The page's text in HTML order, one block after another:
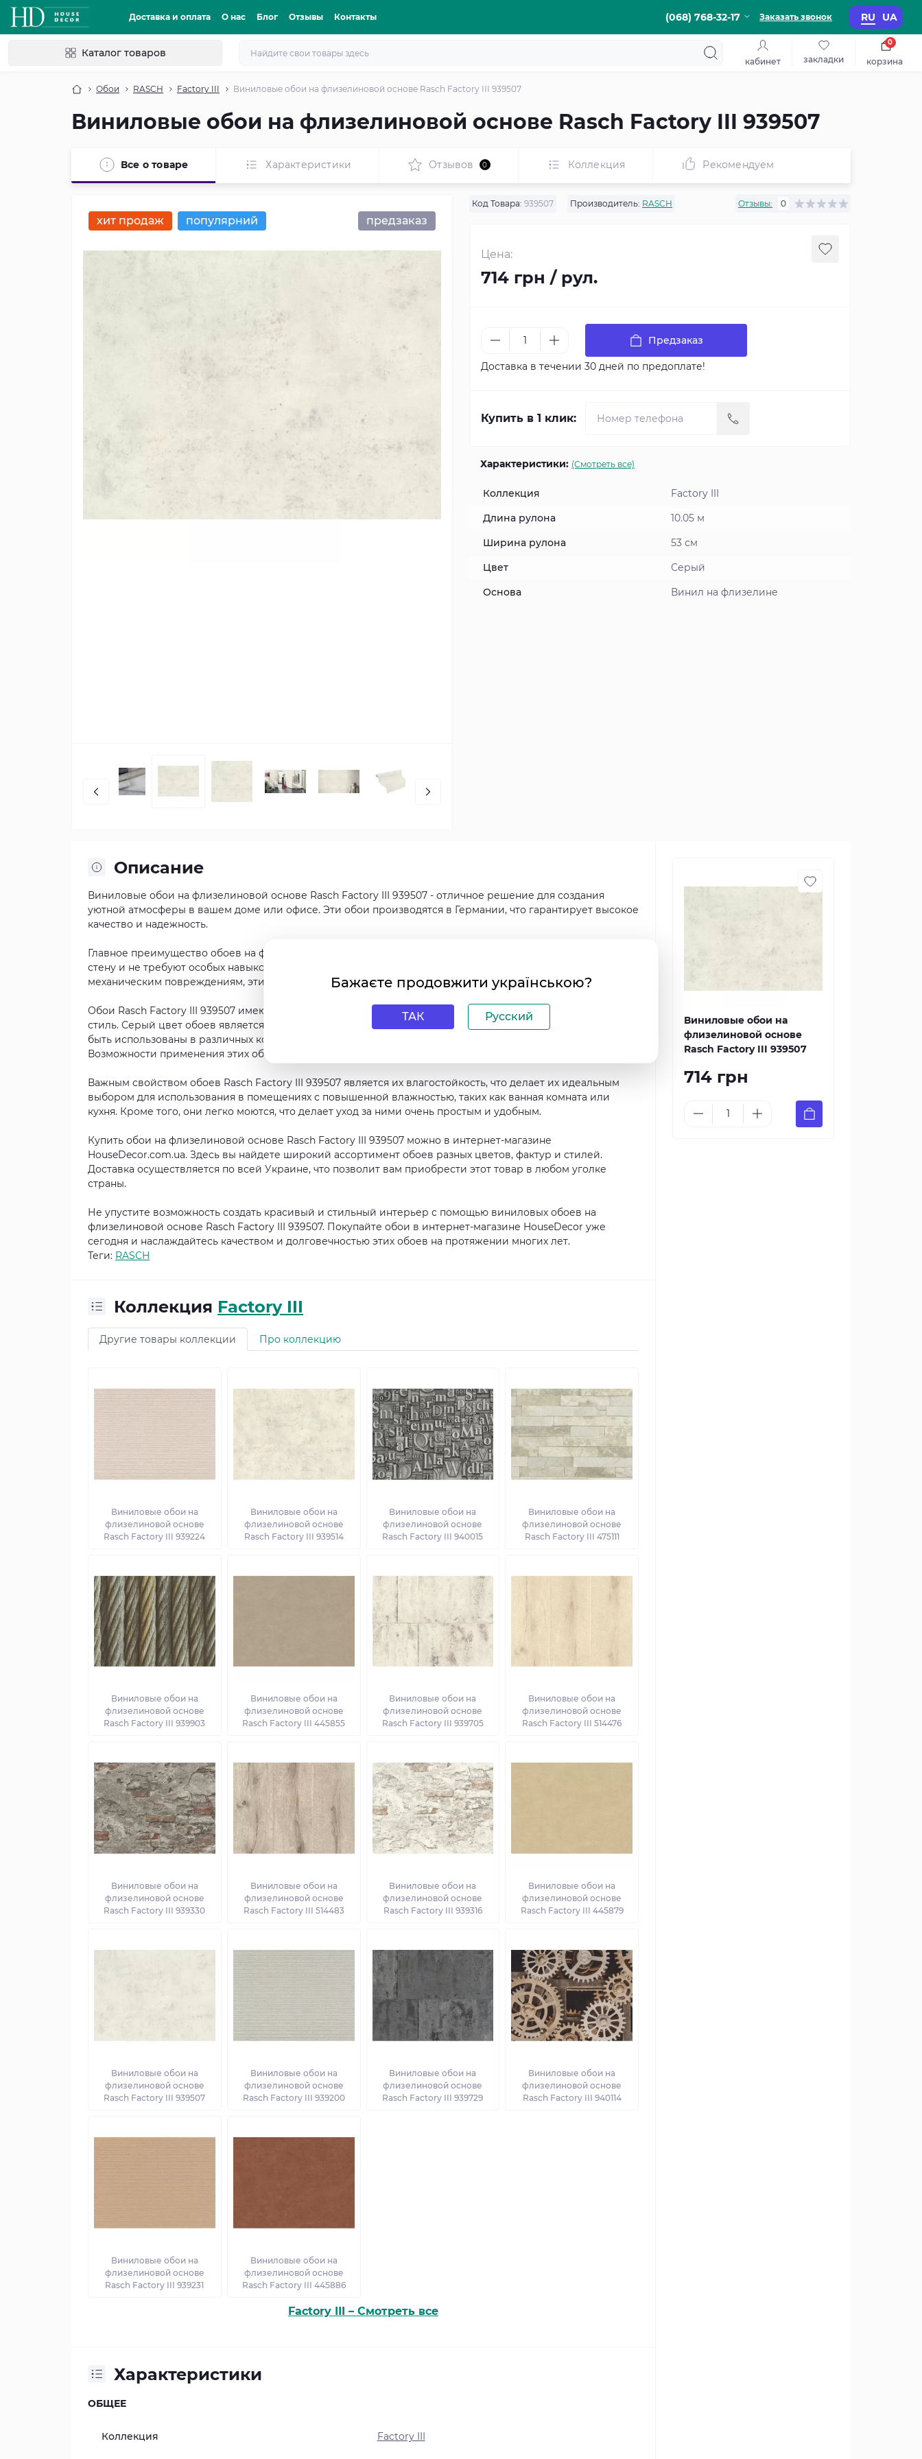
Доставка и оплата О нас Блог Отзывы Контакты (068) 768-32-17 Заказать звонок RU UA
Каталог товаров
кабинет закладки корзина
0
Обои RASCH Factory III Виниловые обои на флизелиновой основе Rasch Factory III 939507
Виниловые обои на флизелиновой основе Rasch Factory III 939507
Все о товаре Характеристики Отзывов 0 Коллекция Рекомендуем
хит продаж популярний предзаказ
Код Товара: 939507 Производитель: RASCH Отзывы: 0
Цена:
714 грн / рул.
Предзаказ
Доставка в течении 30 дней по предоплате!
Купить в 1 клик:
Характеристики: (Смотреть все)
Коллекция Factory III
Длина рулона 10.05 м
Ширина рулона 53 см
Цвет Серый
Основа Винил на флизелине
Описание
Виниловые обои на флизелиновой основе Rasch Factory III 939507 - отличное решение для создания
уютной атмосферы в вашем доме или офисе. Эти обои производятся в Германии, что гарантирует высокое
качество и надежность.
Главное преимущество обоев на флизелиновой основе - это простота установки. Они легко клеятся на
стену и не требуют особых навыков или инструментов. Благодаря своей устойчивости к истиранию и
механическим повреждениям, эти обои служат долгое время, не теряя своего первоначального вида.
Обои Rasch Factory III 939507 имеют рисунок "Под штукатурку", который придает интерьеру элегантность и
стиль. Серый цвет обоев является универсальным и подходит для любого помещения. Также, они могут
быть использованы в различных комнатах: прихожая, спальня, кабинет, офис, кухня, коридор или гостиная.
Возможности применения этих обоев практически неограничены.
Важным свойством обоев Rasch Factory III 939507 является их влагостойкость, что делает их идеальным
выбором для использования в помещениях с повышенной влажностью, таких как ванная комната или
кухня. Кроме того, они легко моются, что делает уход за ними очень простым и удобным.
Купить обои на флизелиновой основе Rasch Factory III 939507 можно в интернет-магазине
HouseDecor.com.ua. Здесь вы найдете широкий ассортимент обоев разных цветов, фактур и стилей.
Доставка осуществляется по всей Украине, что позволит вам приобрести этот товар в любом уголке
страны.
Не упустите возможность создать красивый и стильный интерьер с помощью виниловых обоев на
флизелиновой основе Rasch Factory III 939507. Покупайте обои в интернет-магазине HouseDecor уже
сегодня и наслаждайтесь качеством и долговечностью этих обоев на протяжении многих лет.
Теги: RASCH
Коллекция Factory III
Другие товары коллекции Про коллекцию
Виниловые обои на
флизелиновой основе
Rasch Factory III 939224
Виниловые обои на
флизелиновой основе
Rasch Factory III 939514
Виниловые обои на
флизелиновой основе
Rasch Factory III 940015
Виниловые обои на
флизелиновой основе
Rasch Factory III 475111
Виниловые обои на
флизелиновой основе
Rasch Factory III 939903
Виниловые обои на
флизелиновой основе
Rasch Factory III 445855
Виниловые обои на
флизелиновой основе
Rasch Factory III 939705
Виниловые обои на
флизелиновой основе
Rasch Factory III 514476
Виниловые обои на
флизелиновой основе
Rasch Factory III 939330
Виниловые обои на
флизелиновой основе
Rasch Factory III 514483
Виниловые обои на
флизелиновой основе
Rasch Factory III 939316
Виниловые обои на
флизелиновой основе
Rasch Factory III 445879
Виниловые обои на
флизелиновой основе
Rasch Factory III 939507
Виниловые обои на
флизелиновой основе
Rasch Factory III 939200
Виниловые обои на
флизелиновой основе
Rasch Factory III 939729
Виниловые обои на
флизелиновой основе
Rasch Factory III 940114
Виниловые обои на
флизелиновой основе
Rasch Factory III 939231
Виниловые обои на
флизелиновой основе
Rasch Factory III 445886
Factory III – Смотреть все
Характеристики
ОБЩЕЕ
Коллекция Factory III
Виниловые обои на
флизелиновой основе
Rasch Factory III 939507
714 грн
Бажаєте продовжити українською?
ТАК Русский